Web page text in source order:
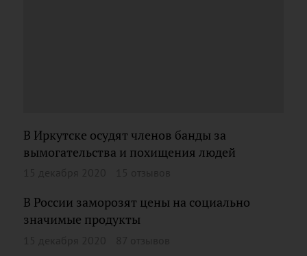
В Иркутске осудят членов банды за
вымогательства и похищения людей
В России заморозят цены на социально
значимые продукты